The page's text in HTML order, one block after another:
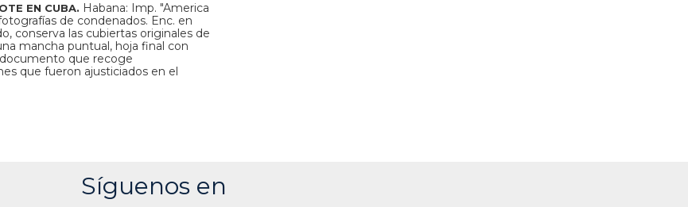
EN CUBA. Habana: Imp. "America
de condenados. Enc. en
conserva las cubiertas originales de
mancha puntual, hoja final con
que recoge
que fueron ajusticiados en el
Síguenos en